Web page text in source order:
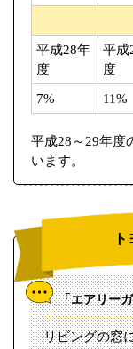
平成28年
度
平成
度
7% 11%
平成28～29年度
います。
「エアリー
リビングの窓